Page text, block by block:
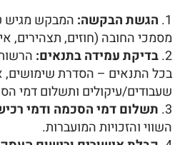
הגשת הבקשה: המבקש מגיש
מסמכי החובה (חוזים, תצהירים,
בדיקת עמידה בתנאים:
בכל התנאים – הסדרת שימושים,
שעבודים/עיקולים ותשלום דמי
תשלום דמי הסכמה ודמי
השווי והזכויות המועברות.